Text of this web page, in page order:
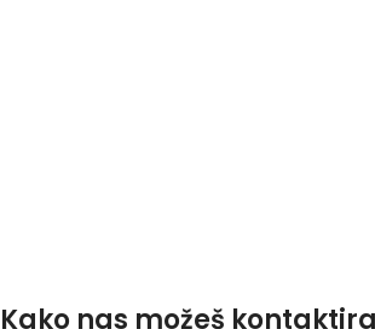
Kako nas možeš